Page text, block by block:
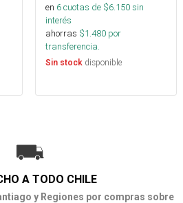
en 6cuotas de $6.150sin
interés
ahorras $1.480 por
transferencia.
Sin stock disponible
A TODO CHILE
y Regiones por compras sobre